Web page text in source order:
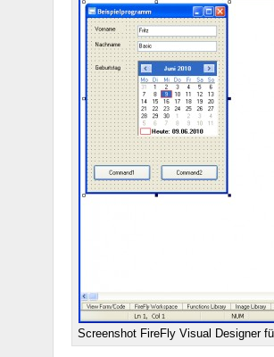
Screenshot FireFly Visual Designer